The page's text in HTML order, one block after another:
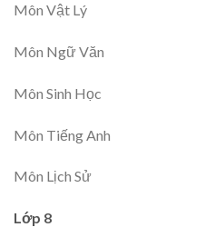
Môn Vật Lý
Môn Ngữ Văn
Môn Sinh Học
Môn Tiếng Anh
Môn Lịch Sử
Lớp 8